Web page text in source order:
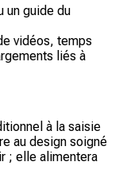
un guide du
vidéos, temps
liés à
à la saisie
au design soigné
; elle alimentera